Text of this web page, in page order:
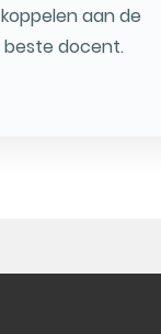
aan de
beste docent.